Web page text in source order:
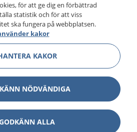
tjänst frånInera.
för att ge dig en förbättrad
statistik och för att viss
ska fungera på webbplatsen.
kakor
KAKOR
NÖDVÄNDIGA
ALLA